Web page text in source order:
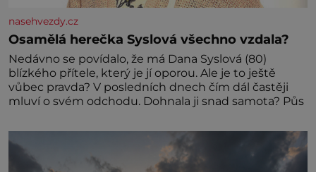
nasehvezdy.cz
Osamělá herečka Syslová všechno vzdala?
Nedávno se povídalo, že má Dana Syslová (80)
blízkého přítele, který je jí oporou. Ale je to ještě
vůbec pravda? V posledních dnech čím dál častěji
mluví o svém odchodu. Dohnala ji snad samota? Půs